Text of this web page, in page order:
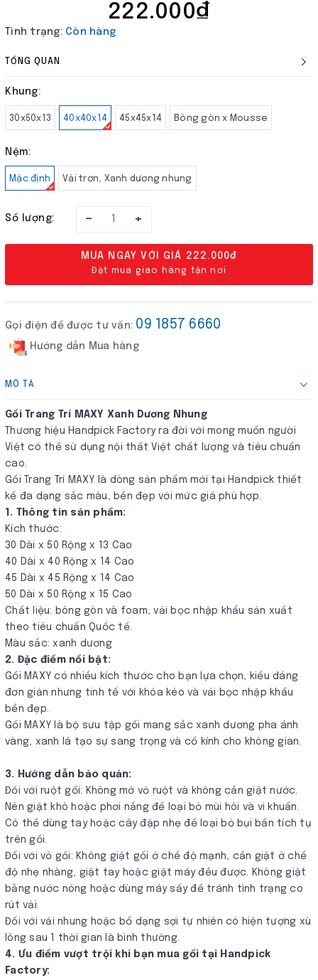
222.000₫
Tình trạng: Còn hàng
TỔNG QUAN
Khung:
30x50x13 40x40x14 45x45x14 Bông gòn x Mousse
Nệm:
Mặc định Vải trơn, Xanh dương nhung
Số lượng: – +
MUA NGAY VỚI GIÁ 222.000₫
Đặt mua giao hàng tận nơi
Gọi điện để được tư vấn: 09 1857 6660
Hướng dẫn Mua hàng
MÔ TẢ
Gối Trang Trí MAXY Xanh Dương Nhung
Thương hiệu Handpick Factory ra đời với mong muốn người
Việt có thể sử dụng nội thất Việt chất lượng và tiêu chuẩn
cao.
Gối Trang Trí MAXY là dòng sản phẩm mới tại Handpick thiết
kế đa dạng sắc màu, bền đẹp với mức giá phù hợp.
1. Thông tin sản phẩm:
Kích thước:
30 Dài x 50 Rộng x 13 Cao
40 Dài x 40 Rộng x 14 Cao
45 Dài x 45 Rộng x 14 Cao
50 Dài x 50 Rộng x 15 Cao
Chất liệu: bông gòn và foam, vải bọc nhập khẩu sản xuất
theo tiêu chuẩn Quốc tế.
Màu sắc: xanh dương
2. Đặc điểm nổi bật:
Gối MAXY có nhiều kích thước cho bạn lựa chọn, kiểu dáng
đơn giản nhưng tinh tế với khóa kéo và vải bọc nhập khẩu
bền đẹp.
Gối MAXY là bộ sưu tập gối mang sắc xanh dương pha ánh
vàng, xanh lá tạo sự sang trọng và cổ kính cho không gian.
3. Hướng dẫn bảo quản:
Đối với ruột gối: Không mở vỏ ruột và không cần giặt nước.
Nên giặt khô hoặc phơi nắng để loại bỏ mùi hôi và vi khuẩn.
Có thể dùng tay hoặc cây đập nhẹ để loại bỏ bụi bẩn tích tụ
trên gối.
Đối với vỏ gối: Không giặt gối ở chế độ mạnh, cần giặt ở chế
độ nhẹ nhàng, giặt tay hoặc giặt máy đều được. Không giặt
bằng nước nóng hoặc dùng máy sấy để tránh tình trạng co
rút vải.
Đối với vải nhung hoặc bố dạng sợi tự nhiên có hiện tượng xù
lông sau 1 thời gian là bình thường.
4. Ưu điểm vượt trội khi bạn mua gối tại Handpick
Factory: